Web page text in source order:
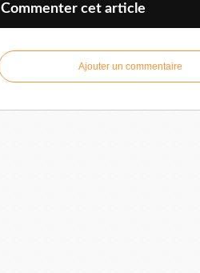
Commenter cet article
Ajouter un commentaire